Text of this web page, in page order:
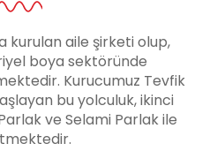
kurulan aile şirketi olup,
boya sektöründe
Kurucumuz Tevfik
bu yolculuk, ikinci
ve Selami Parlak ile